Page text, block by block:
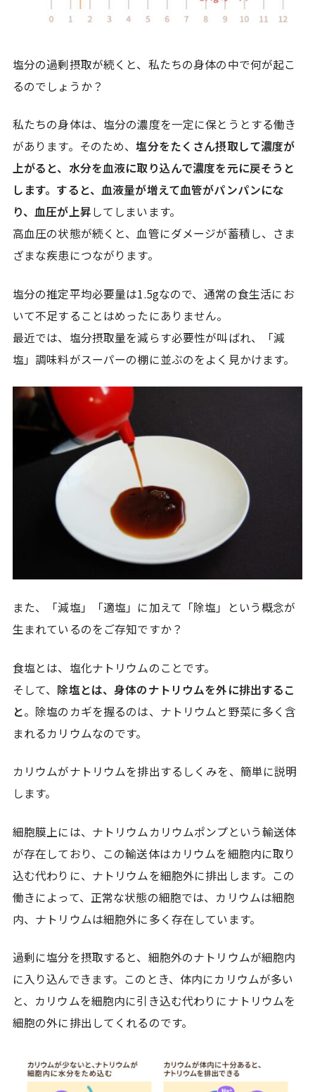
塩分の過剰摂取が続くと、私たちの身体の中で何が起こ
るのでしょうか？
私たちの身体は、塩分の濃度を一定に保とうとする働き
があります。そのため、塩分をたくさん摂取して濃度が
上がると、水分を血液に取り込んで濃度を元に戻そうと
します。すると、血液量が増えて血管がパンパンにな
り、血圧が上昇してしまいます。
高血圧の状態が続くと、血管にダメージが蓄積し、さま
ざまな疾患につながります。
塩分の推定平均必要量は1.5gなので、通常の食生活にお
いて不足することはめったにありません。
最近では、塩分摂取量を減らす必要性が叫ばれ、「減
塩」調味料がスーパーの棚に並ぶのをよく見かけます。
また、「減塩」「適塩」に加えて「除塩」という概念が
生まれているのをご存知ですか？
食塩とは、塩化ナトリウムのことです。
そして、 除塩とは、身体のナトリウムを外に排出するこ
と。除塩のカギを握るのは、ナトリウムと野菜に多く含
まれるカリウムなのです。
カリウムがナトリウムを排出するしくみを、簡単に説明
します。
細胞膜上には、ナトリウムカリウムポンプという輸送体
が存在しており、この輸送体はカリウムを細胞内に取り
込む代わりに、ナトリウムを細胞外に排出します。この
働きによって、正常な状態の細胞では、カリウムは細胞
内、ナトリウムは細胞外に多く存在しています。
過剰に塩分を摂取すると、細胞外のナトリウムが細胞内
に入り込んできます。このとき、体内にカリウムが多い
と、カリウムを細胞内に引き込む代わりにナトリウムを
細胞の外に排出してくれるのです。